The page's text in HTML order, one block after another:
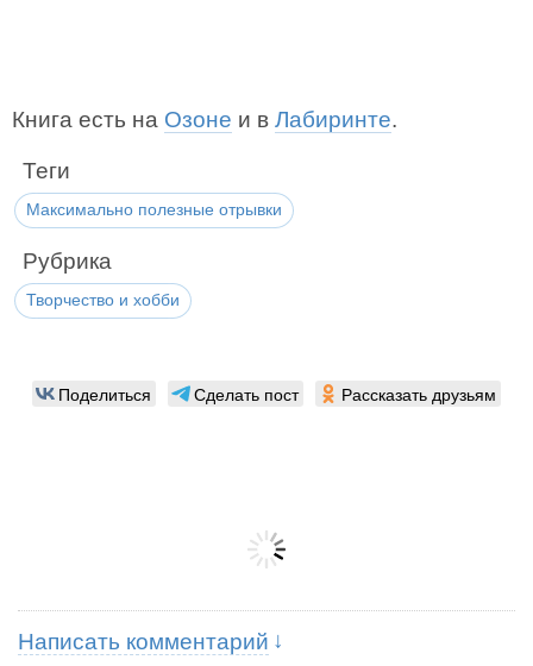
Книга есть на Озоне и в Лабиринте.
Теги
Максимально полезные отрывки
Рубрика
Творчество и хобби
Поделиться Сделать пост Рассказать друзьям
Написать комментарий